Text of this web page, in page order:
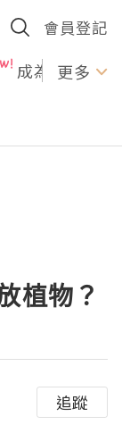
會員登記
成為U更多
植物？
追蹤